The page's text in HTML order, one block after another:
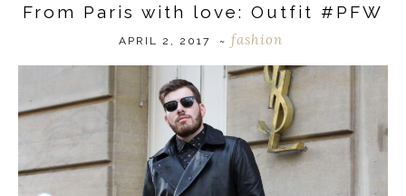
From Paris with love: Outfit #PFW
APRIL 2, 2017 ~ fashion